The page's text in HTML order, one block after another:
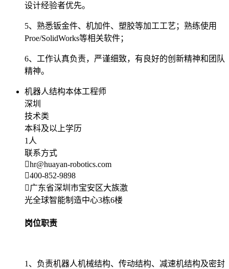
设计经验者优先。
5、熟悉钣金件、机加件、塑胶等加工工艺；熟练使用
Proe/SolidWorks等相关软件；
6、工作认真负责，严谨细致，有良好的创新精神和团队
精神。
机器人结构本体工程师
深圳
技术类
本科及以上学历
1人
联系方式
hr@huayan-robotics.com
400-852-9898
广东省深圳市宝安区大族激
光全球智能制造中心3栋6楼
岗位职责
1、负责机器人机械结构、传动结构、减速机结构及密封